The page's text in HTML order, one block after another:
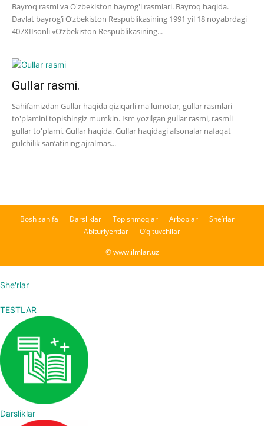
Bayroq rasmi va O'zbekiston bayrog'i rasmlari. Bayroq haqida.
Davlat bayrog‘i O‘zbekiston Respublikasining 1991 yil 18 noyabrdagi
407­XII­sonli «O‘zbekiston Respublikasining...
Gullar rasmi.
Sahifamizdan Gullar haqida qiziqarli ma'lumotar, gullar rasmlari
to'plamini topishingiz mumkin. Ism yozilgan gullar rasmi, rasmli
gullar to'plami. Gullar haqida. Gullar haqidagi afsonalar nafaqat
gulchilik san’atining ajralmas...
Bosh sahifa Darsliklar Topishmoqlar Arboblar
She’rlar
Abituriyentlar
O’qituvchilar
© www.ilmlar.uz
She'rlar
TESTLAR
Darsliklar